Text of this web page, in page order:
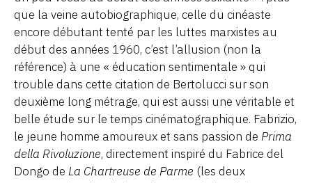
que la veine autobiographique, celle du cinéaste
encore débutant tenté par les luttes marxistes au
début des années 1960, c’est l’allusion (non la
référence) à une « éducation sentimentale » qui
trouble dans cette citation de Bertolucci sur son
deuxième long métrage, qui est aussi une véritable et
belle étude sur le temps cinématographique. Fabrizio,
le jeune homme amoureux et sans passion de Prima
della Rivoluzione, directement inspiré du Fabrice del
Dongo de La Chartreuse de Parme (les deux